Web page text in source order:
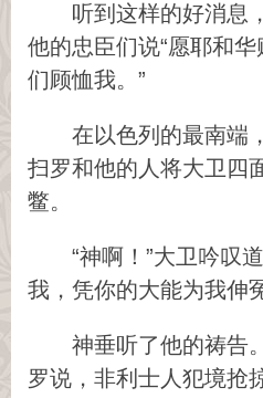
听到这样的好消息
他的忠臣们说“愿耶和
们顾恤我。”
在以色列的最南端
扫罗和他的人将大卫四
鳖。
“神啊！”大卫吟叹
我，凭你的大能为我伸
神垂听了他的祷告
罗说，非利士人犯境抢